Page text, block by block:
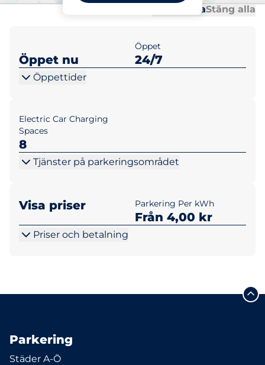
Öppna allaStäng alla
Öppet nu
Öppet
24/7
Öppettider
Electric Car Charging
Spaces
8
Tjänster på parkeringsområdet
Visa priser Parkering Per kWh
Från 4,00 kr
Priser och betalning
Parkering
Städer A-Ö